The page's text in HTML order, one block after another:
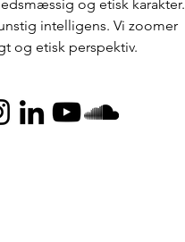
og etisk karakter.
intelligens. Vi zoomer
og etisk perspektiv.